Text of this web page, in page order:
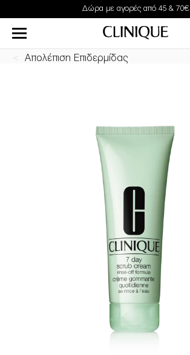
Δώρα με αγορές από 45 & 70€
Απολέπιση Επιδερμίδας